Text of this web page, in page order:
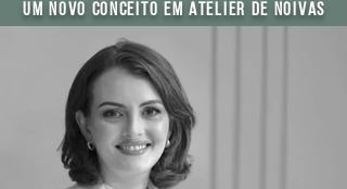
Um novo conceito em Atelier de Noivas